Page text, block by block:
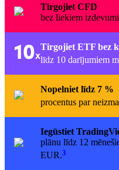
Tirgojiet CFD
bez liekiem
Tirgojiet ETF bez
līdz 10 darījumiem
Nopelniet līdz 7 %
procentus par
Iegūstiet
plānu līdz 12
EUR.3